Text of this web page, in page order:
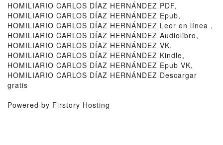
HOMILIARIO CARLOS DÍAZ HERNÁNDEZ PDF,
HOMILIARIO CARLOS DÍAZ HERNÁNDEZ Epub,
HOMILIARIO CARLOS DÍAZ HERNÁNDEZ Leer en línea ,
HOMILIARIO CARLOS DÍAZ HERNÁNDEZ Audiolibro,
HOMILIARIO CARLOS DÍAZ HERNÁNDEZ VK,
HOMILIARIO CARLOS DÍAZ HERNÁNDEZ Kindle,
HOMILIARIO CARLOS DÍAZ HERNÁNDEZ Epub VK,
HOMILIARIO CARLOS DÍAZ HERNÁNDEZ Descargar
gratis
Powered by Firstory Hosting